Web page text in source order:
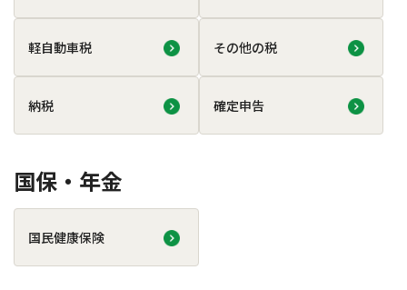
軽自動車税 その他の税
納税 確定申告
国保・年金
国民健康保険